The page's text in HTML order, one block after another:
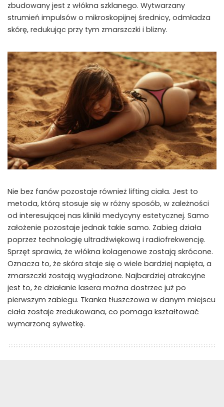
zbudowany jest z włókna szklanego. Wytwarzany
strumień impulsów o mikroskopijnej średnicy, odmładza
skórę, redukując przy tym zmarszczki i blizny.
Nie bez fanów pozostaje również lifting ciała. Jest to
metoda, którą stosuje się w różny sposób, w zależności
od interesującej nas kliniki medycyny estetycznej. Samo
założenie pozostaje jednak takie samo. Zabieg działa
poprzez technologię ultradźwiękową i radiofrekwencję.
Sprzęt sprawia, że włókna kolagenowe zostają skrócone.
Oznacza to, że skóra staje się o wiele bardziej napięta, a
zmarszczki zostają wygładzone. Najbardziej atrakcyjne
jest to, że działanie lasera można dostrzec już po
pierwszym zabiegu. Tkanka tłuszczowa w danym miejscu
ciała zostaje zredukowana, co pomaga kształtować
wymarzoną sylwetkę.